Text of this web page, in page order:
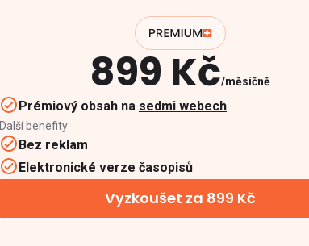
899 Kč měsíčně
Prémiový obsah na sedmi webech
Další benefity
Bez reklam
Elektronické verze časopisů
Vyzkoušet za 899 Kč